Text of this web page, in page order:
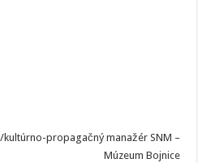
propagačný manažér SNM –
Múzeum Bojnice